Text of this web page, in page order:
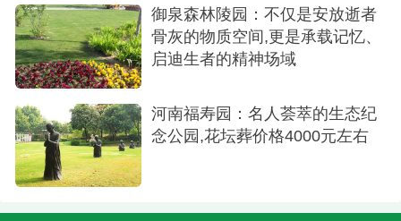
御泉森林陵园：不仅是安放逝者
骨灰的物质空间,更是承载记忆、
启迪生者的精神场域
河南福寿园：名人荟萃的生态纪
念公园,花坛葬价格4000元左右